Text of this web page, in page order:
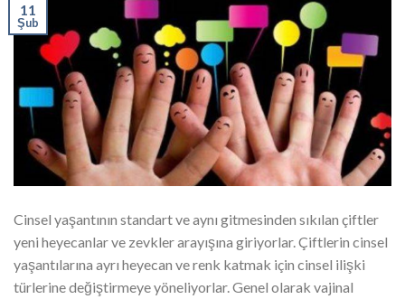
11
Şub
Cinsel yaşantının standart ve aynı gitmesinden sıkılan çiftler
yeni heyecanlar ve zevkler arayışına giriyorlar. Çiftlerin cinsel
yaşantılarına ayrı heyecan ve renk katmak için cinsel ilişki
türlerine değiştirmeye yöneliyorlar. Genel olarak vajinal